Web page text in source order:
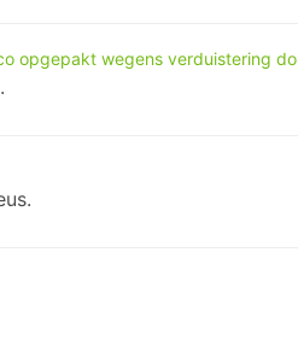
opgepakt wegens verduistering